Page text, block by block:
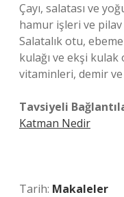
Çayı, salatası ve
hamur işleri ve
Salatalık otu,
kulağı ve ekşi kulak
vitaminleri, demir ve
Tavsiyeli
Katman Nedir
Tarih: Makaleler